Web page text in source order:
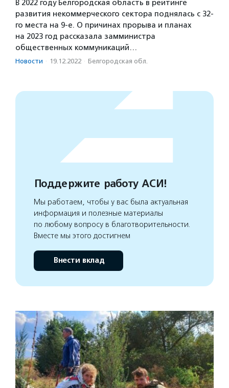
В 2022 году Белгородская область в рейтинге
развития некоммерческого сектора поднялась с 32-
го места на 9-е. О причинах прорыва и планах
на 2023 год рассказала замминистра
общественных коммуникаций…
Новости · 19.12.2022 · Белгородская обл.
Поддержите работу АСИ!
Мы работаем, чтобы у вас была актуальная
информация и полезные материалы
по любому вопросу в благотворительности.
Вместе мы этого достигнем
Внести вклад